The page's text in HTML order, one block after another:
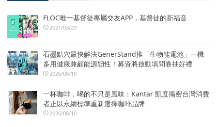
FLOC唯一基督徒專屬交友APP，基督徒的新福音
2021/03/29
石墨點穴最快解法GenerStand推「生物能電池」一機
多用健康兼顧能源韌性！募資將啟動填問卷抽好禮
2026/08/10
一杯咖啡，喝的不只是風味：Kantar 凱度揭密台灣消費
者正以永續標準重新選擇咖啡品牌
2026/08/10